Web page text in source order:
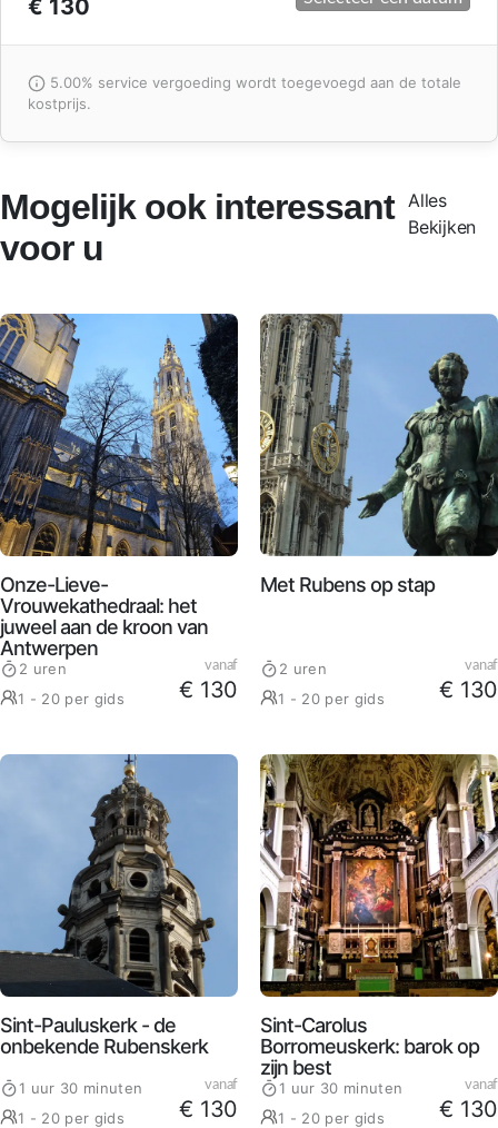
€ 130
5.00% service vergoeding wordt toegevoegd aan de totale
kostprijs.
Mogelijk ook interessant
voor u
Alles
Bekijken
Onze-Lieve-
Vrouwekathedraal: het
juweel aan de kroon van
Antwerpen
2 uren
1 - 20 per gids
vanaf
€ 130
Met Rubens op stap
2 uren
1 - 20 per gids
vanaf
€ 130
Sint-Pauluskerk - de
onbekende Rubenskerk
1 uur 30 minuten
1 - 20 per gids
vanaf
€ 130
Sint-Carolus
Borromeuskerk: barok op
zijn best
1 uur 30 minuten
1 - 20 per gids
vanaf
€ 130